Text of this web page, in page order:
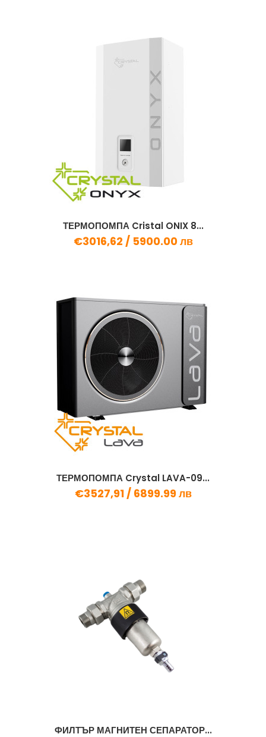
ТЕРМОПОМПА Cristal ONIX 8...
€3016,62 / 5900.00 лв
ТЕРМОПОМПА Crystal LAVA-09...
€3527,91 / 6899.99 лв
ФИЛТЪР МАГНИТЕН СЕПАРАТОР...